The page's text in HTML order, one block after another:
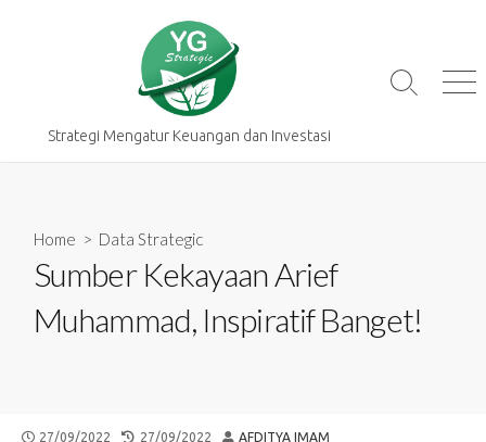
Strategi Mengatur Keuangan dan Investasi
Search
Home > Data Strategic
Sumber Kekayaan Arief
Muhammad, Inspiratif Banget!
PUBLISHED
27/09/2022
LAST
27/09/2022 AUTHOR
AFDITYA IMAM